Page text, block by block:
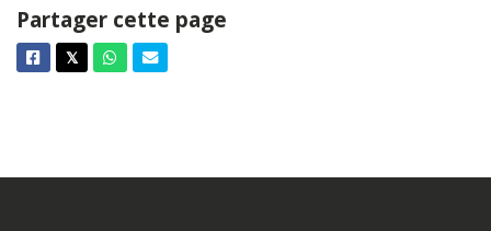
Partager cette page
Facebook
𝕏TwitterWhatsappCourriel